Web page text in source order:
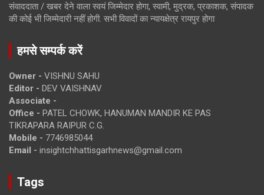
संवाददाता / खबर देने वाला स्वयं जिम्मेदार होगा, स्वामी, मुद्रक, प्रकाशक, संपादक
की कोई भी जिम्मेदारी नहीं होगी. सभी विवादों का न्यायक्षेत्र रायपुर होगा
हमसे सम्पर्क करें
Owner - VISHNU SAHU
Editor - DEV VAISHNAV
Associate -
Office - PATEL CHOWK, HANUMAN MANDIR KE PAS
TIKRAPARA RAIPUR C.G.
Mobile - 7746985044
Email - insightchhattisgarhnews@gmail.com
Tags